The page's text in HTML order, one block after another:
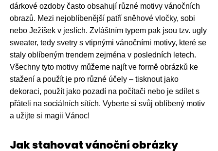
dárkové ozdoby často obsahují různé motivy vánočních
obrazů. Mezi nejoblíbenější patří sněhové vločky, sobi
nebo Ježíšek v jeslích. Zvláštním typem pak jsou tzv. ugly
sweater, tedy svetry s vtipnými vánočními motivy, které se
staly oblíbeným trendem zejména v posledních letech.
Všechny tyto motivy můžeme najít ve formě obrázků ke
stažení a použít je pro různé účely – tisknout jako
dekoraci, použít jako pozadí na počítači nebo je sdílet s
přáteli na sociálních sítích. Vyberte si svůj oblíbený motiv
a užijte si magii Vánoc!
Jak stahovat vánoční obrázky